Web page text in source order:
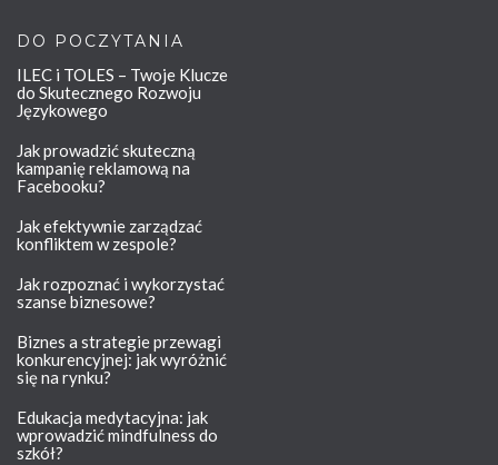
DO POCZYTANIA
ILEC i TOLES – Twoje Klucze
do Skutecznego Rozwoju
Językowego
Jak prowadzić skuteczną
kampanię reklamową na
Facebooku?
Jak efektywnie zarządzać
konfliktem w zespole?
Jak rozpoznać i wykorzystać
szanse biznesowe?
Biznes a strategie przewagi
konkurencyjnej: jak wyróżnić
się na rynku?
Edukacja medytacyjna: jak
wprowadzić mindfulness do
szkół?